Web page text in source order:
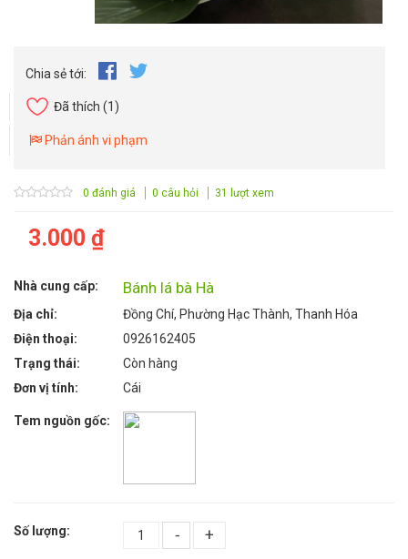
Chia sẻ tới:
Đã thích (1)
Phản ánh vi phạm
0 đánh giá 0 câu hỏi 31 lượt xem
3.000 ₫
Nhà cung cấp: Bánh lá bà Hà
Địa chỉ:
Đồng Chí, Phường Hạc Thành, Thanh Hóa
Điện thoại:
0926162405
Trạng thái:
Còn hàng
Đơn vị tính:
Cái
Tem nguồn gốc:
Số lượng: - +